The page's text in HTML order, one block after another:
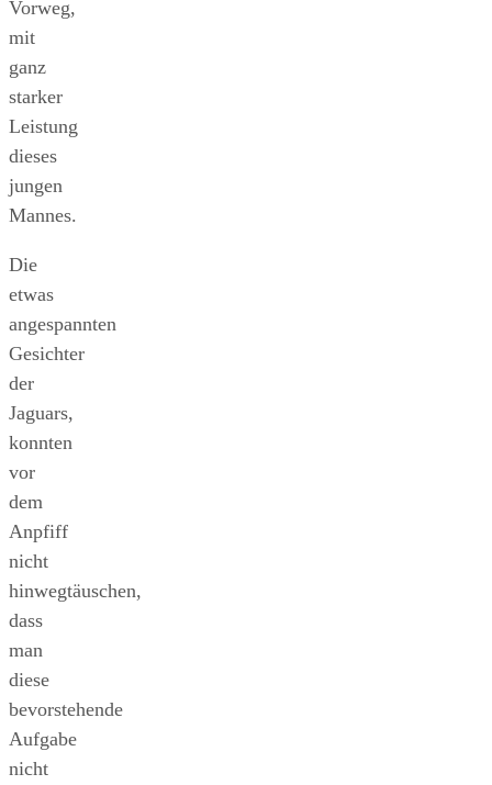
Vorweg,
mit
ganz
starker
Leistung
dieses
jungen
Mannes.
Die
etwas
angespannten
Gesichter
der
Jaguars,
konnten
vor
dem
Anpfiff
nicht
hinwegtäuschen,
dass
man
diese
bevorstehende
Aufgabe
nicht